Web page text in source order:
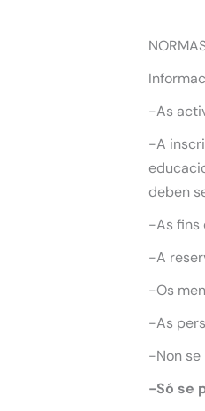
-As
-A
deben
-As fins
-A
-Os
-As
-Non se
-Só se